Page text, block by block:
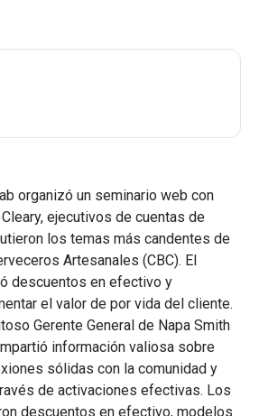
organizó un seminario web con
ejecutivos de cuentas de
los temas más candentes de
Artesanales (CBC). El
descuentos en efectivo y
el valor de por vida del cliente.
Gerente General de Napa Smith
información valiosa sobre
sólidas con la comunidad y
de activaciones efectivas. Los
descuentos en efectivo, modelos